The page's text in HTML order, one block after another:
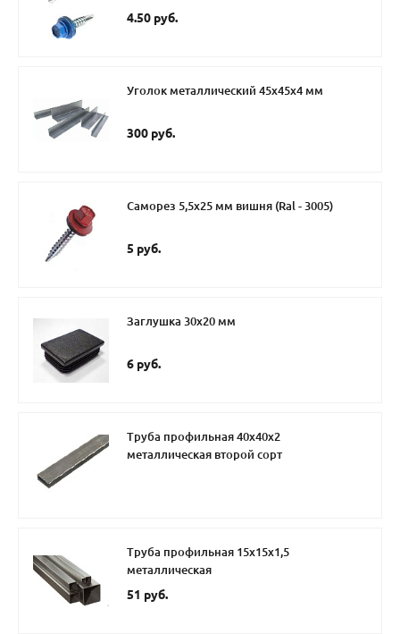
4.50 руб.
Уголок металлический 45х45х4 мм
300 руб.
Саморез 5,5х25 мм вишня (Ral - 3005)
5 руб.
Заглушка 30х20 мм
6 руб.
Труба профильная 40х40х2
металлическая второй сорт
Труба профильная 15х15х1,5
металлическая
51 руб.